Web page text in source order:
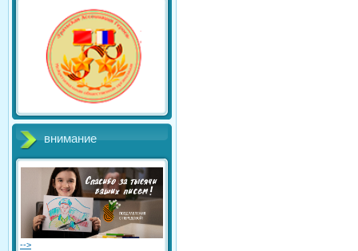
внимание
-->